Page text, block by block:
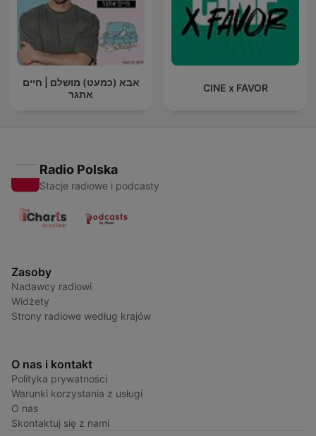
אבא (כמעט) מושלם | חיים
אתגר
CINE x FAVOR
Radio Polska
Stacje radiowe i podcasty
Zasoby
Nadawcy radiowi
Widżety
Strony radiowe według krajów
O nas i kontakt
Polityka prywatności
Warunki korzystania z usługi
O nas
Skontaktuj się z nami